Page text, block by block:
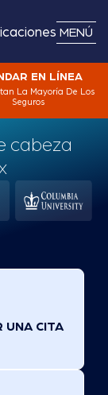
MENÚ
EN LÍNEA
La Mayoría De Los
Seguros
cabeza
UNA CITA